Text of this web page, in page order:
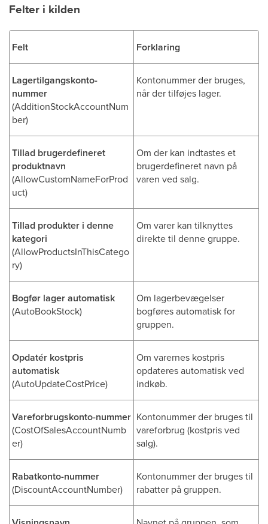
Felter i kilden
Felt Forklaring
Lagertilgangskonto-
nummer
(AdditionStockAccountNum
ber)
Kontonummer der bruges,
når der tilføjes lager.
Tillad brugerdefineret
produktnavn
(AllowCustomNameForProd
uct)
Om der kan indtastes et
brugerdefineret navn på
varen ved salg.
Tillad produkter i denne
kategori
(AllowProductsInThisCatego
ry)
Om varer kan tilknyttes
direkte til denne gruppe.
Bogfør lager automatisk
(AutoBookStock)
Om lagerbevægelser
bogføres automatisk for
gruppen.
Opdatér kostpris
automatisk
(AutoUpdateCostPrice)
Om varernes kostpris
opdateres automatisk ved
indkøb.
Vareforbrugskonto-nummer
(CostOfSalesAccountNumb
er)
Kontonummer der bruges til
vareforbrug (kostpris ved
salg).
Rabatkonto-nummer
(DiscountAccountNumber)
Kontonummer der bruges til
rabatter på gruppen.